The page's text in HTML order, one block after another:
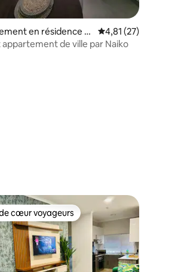
la base de 18 commentaires : 4,83 sur 5
en résidence ⋅
Évaluation moyenne
4,81 (27)
appartement de ville par Naiko
cœur voyageurs
cœur voyageurs